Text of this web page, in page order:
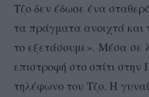
Τζο δεν έδωσε ένα
τα πράγματα ανοιχτά και
το εξετάσουμε». Μέσα σε
επιστροφή στο σπίτι
τηλέφωνο του Τζο. Η